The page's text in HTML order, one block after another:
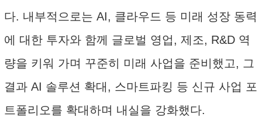
다. 내부적으로는 AI, 클라우드 등 미래 성장 동력
에 대한 투자와 함께 글로벌 영업, 제조, R&D 역
량을 키워 가며 꾸준히 미래 사업을 준비했고, 그
결과 AI 솔루션 확대, 스마트파킹 등 신규 사업 포
트폴리오를 확대하며 내실을 강화했다.